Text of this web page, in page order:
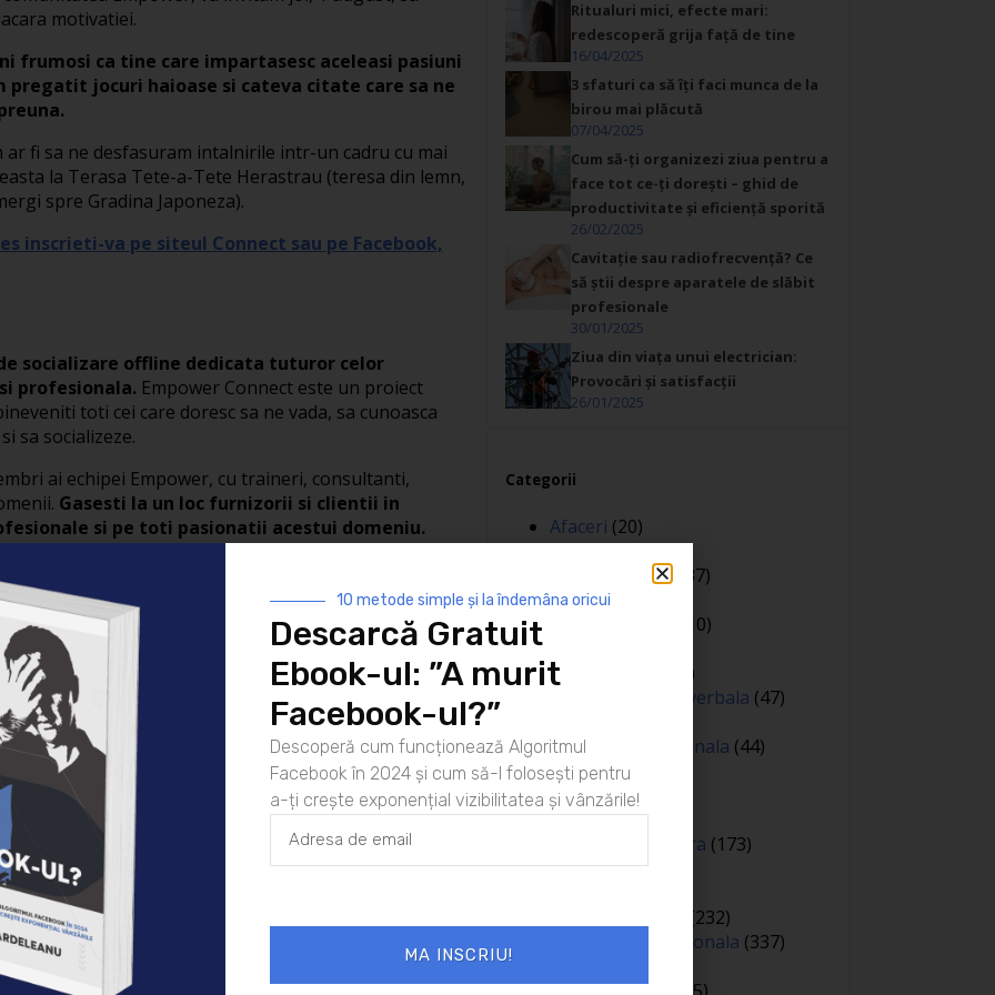
motivatiei.
frumosi ca tine care impartasesc aceleasi pasiuni
pregatit jocuri haioase si cateva citate care sa ne
fi sa ne desfasuram intalnirile intr-un cadru cu mai
la Terasa Tete-a-Tete Herastrau (teresa din lemn,
spre Gradina Japoneza).
inscrieti-va pe siteul Connect sau pe Facebook,
socializare offline dedicata tuturor celor
profesionala. Empower Connect este un proiect
toti cei care doresc sa ne vada, sa cunoasca
sa socializeze.
ai echipei Empower, cu traineri, consultanti,
Gasesti la un loc furnizorii si clientii in
si pe toti pasionatii acestui domeniu.
29/07/2013 Noutati
Facebook în
exponențial
și la
Ritualuri mici, efecte mari:
redescoperă grija față de tine
16/04/2025
3 sfaturi ca să îți faci munca de la
birou mai plăcută
07/04/2025
Cum să-ți organizezi ziua pentru a
face tot ce-ți dorești – ghid de
productivitate și eficiență sporită
26/02/2025
Cavitație sau radiofrecvență? Ce
să știi despre aparatele de slăbit
profesionale
30/01/2025
Ziua din viața unui electrician:
Provocări și satisfacții
26/01/2025
Categorii
Afaceri (20)
Bani(190)
Body language (37)
Cariera
(10)
Comunicare
(106)
Comunicare nonverbala (47)
Dezvoltare personala (44)
Diverse(81)
Educatie(144)
Auto(12)
Educatie financiara (173)
Evenimente(13)
(232)
Inteligenta emotionala (337)
10 metode simple și la îndemâna oricui
Descarcă Gratuit
Ebook-ul: ”A murit
Facebook-ul?”
Descoperă cum funcționează Algoritmul
Facebook în 2024 și cum să-l folosești pentru
a-ți crește exponențial vizibilitatea și vânzările!
MA INSCRIU!